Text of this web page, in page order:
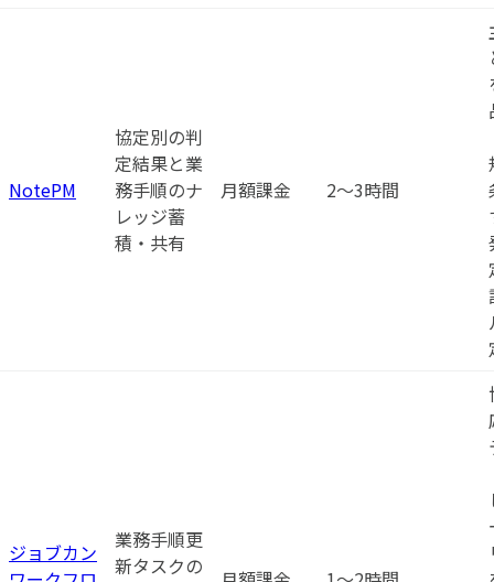
NotePM
協定別の判
定結果と業
務手順のナ
レッジ蓄
積・共有
月額課金 2〜3時間
ジョブカン
業務手順更
新タスクの